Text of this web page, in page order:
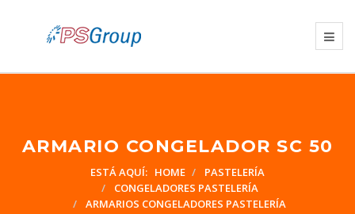
ARMARIO CONGELADOR SC 50
ESTÁ AQUÍ: HOME
PASTELERÍA
CONGELADORES PASTELERÍA
ARMARIOS CONGELADORES PASTELERÍA